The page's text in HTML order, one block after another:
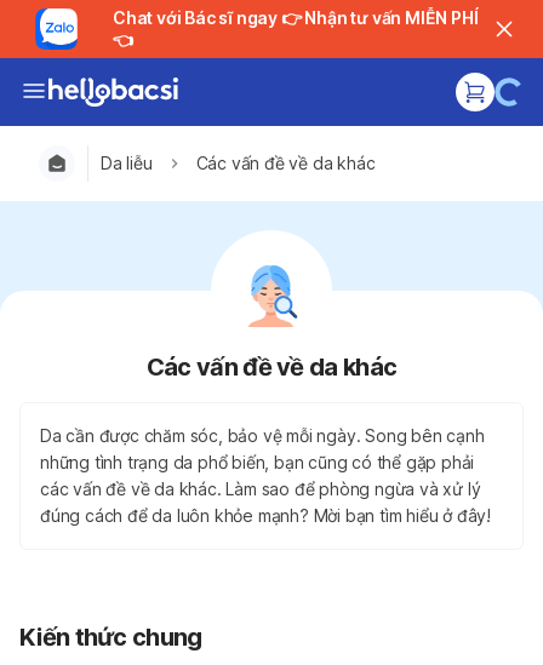
Chat với Bác sĩ ngay 👉 Nhận tư vấn MIỄN PHÍ
👈
Da liễu Các vấn đề về da khác
Các vấn đề về da khác
Da cần được chăm sóc, bảo vệ mỗi ngày. Song bên cạnh
những tình trạng da phổ biến, bạn cũng có thể gặp phải
các vấn đề về da khác. Làm sao để phòng ngừa và xử lý
đúng cách để da luôn khỏe mạnh? Mời bạn tìm hiểu ở đây!
Kiến thức chung